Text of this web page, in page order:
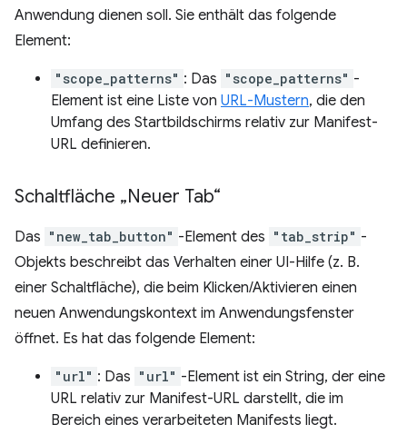
Anwendung dienen soll. Sie enthält das folgende
Element:
"scope_patterns" : Das "scope_patterns" -
Element ist eine Liste von URL-Mustern, die den
Umfang des Startbildschirms relativ zur Manifest-
URL definieren.
Schaltfläche „Neuer Tab“
Das "new_tab_button" -Element des "tab_strip" -
Objekts beschreibt das Verhalten einer UI-Hilfe (z. B.
einer Schaltfläche), die beim Klicken/Aktivieren einen
neuen Anwendungskontext im Anwendungsfenster
öffnet. Es hat das folgende Element:
"url" : Das "url" -Element ist ein String, der eine
URL relativ zur Manifest-URL darstellt, die im
Bereich eines verarbeiteten Manifests liegt.